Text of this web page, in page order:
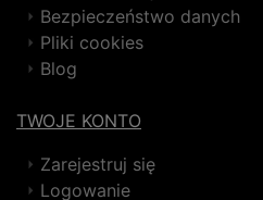
Bezpieczeństwo danych
Pliki cookies
Blog
TWOJE KONTO
Zarejestruj się
Logowanie